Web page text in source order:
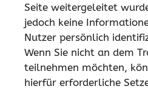
Seite weitergeleitet
jedoch keine
Nutzer persönlich
Wenn Sie nicht an dem
teilnehmen möchten,
hierfür erforderliche